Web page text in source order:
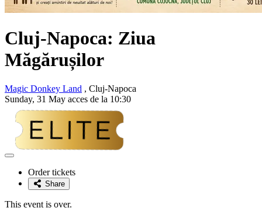
Cluj-Napoca: Ziua
Măgărușilor
Magic Donkey Land , Cluj-Napoca
Sunday, 31 May acces de la 10:30
Adaugă
favoriteOrder tickets
Share
This event is over.